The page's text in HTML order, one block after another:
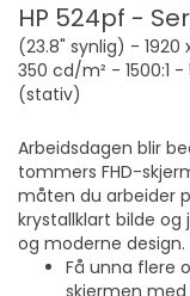
HP 524pf -
(23.8" synlig) - 1920
350 cd/m² - 1500:1
(stativ)
Arbeidsdagen blir
tommers FHD-
måten du arbeider
krystallklart bilde
og moderne design.
Få unna flere
skjermen med